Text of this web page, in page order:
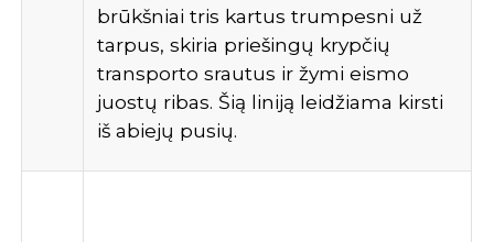
brūkšniai tris kartus trumpesni už
tarpus, skiria priešingų krypčių
transporto srautus ir žymi eismo
juostų ribas. Šią liniją leidžiama kirsti
iš abiejų pusių.